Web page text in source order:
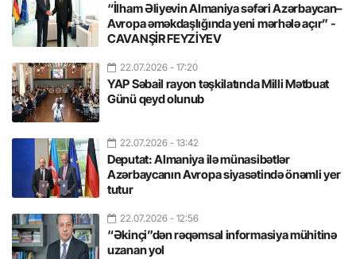
“İlham Əliyevin Almaniya səfəri Azərbaycan–
Avropa əməkdaşlığında yeni mərhələ açır” -
CAVANŞİR FEYZİYEV
22.07.2026 - 17:20
YAP Səbail rayon təşkilatında Milli Mətbuat
Günü qeyd olunub
22.07.2026 - 13:42
Deputat: Almaniya ilə münasibətlər
Azərbaycanın Avropa siyasətində önəmli yer
tutur
22.07.2026 - 12:56
“Əkinçi”dən rəqəmsal informasiya mühitinə
uzanan yol